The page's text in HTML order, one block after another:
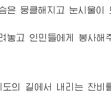
은 뭉클해지고 눈시울이
놓고 인민들에게 봉사
도의 길에서 내리는 찬